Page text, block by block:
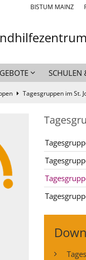
BISTUM MAINZ
SCHULEN
Tagesgruppen im St.